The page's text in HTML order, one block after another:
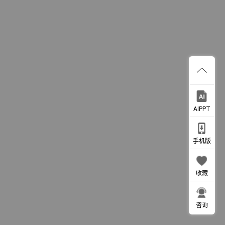
AIPPT
手机版
收藏
咨询